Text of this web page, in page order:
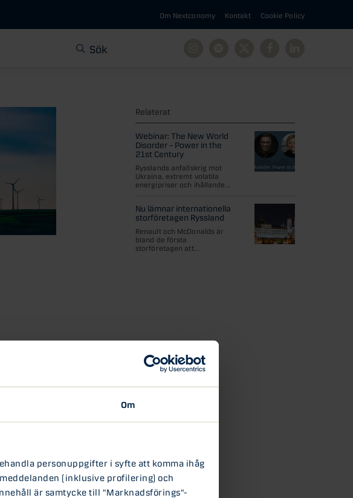
Om
personuppgifter i syfte att komma ihåg
(inklusive profilering) och
är samtycke till "Marknadsförings"-
Om Nextconomy Kontakt Cookie Policy
Sök
Relaterat
Webinar: The New World
Disorder – Power in the
21st Century
Rysslands anfallskrig mot
Ukraina, extremt volatila
energipriser och ihållande...
Nu lämnar internationella
storföretagen Ryssland
Renault och McDonalds är
bland de första
storföretagen att...